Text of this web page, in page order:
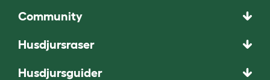
Community
Husdjursraser
Husdjursguider